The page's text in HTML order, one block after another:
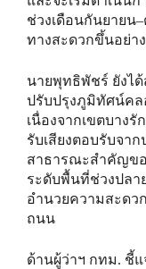
ช่วงเดือนกันยายน
ทางสะดวกขึ้นอย่า
นายพุทธิพัชร์ ยังไ
ปรับปรุงภูมิทัศน์คล
เนื่องจากเขตบาง
รับเสียงตอบรับจา
สาธารณะสำคัญขอ
ระดับพื้นที่ช่วงปลา
อำนวยความสะดว
ถนน
ด้านผู้ว่าฯ กทม. ชี้